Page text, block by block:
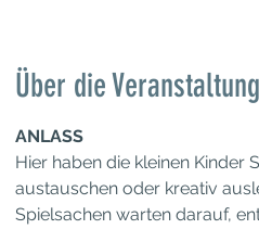
Über die Veranstaltung
ANLASS
Hier haben die kleinen Kinder
austauschen oder kreativ
Spielsachen warten darauf,